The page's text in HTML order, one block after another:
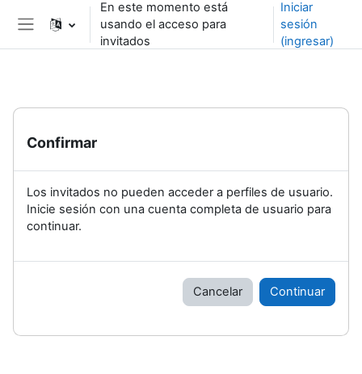
Saltar al contenido principal
Pánel lateral
En este momento está
usando el acceso para
invitados
Iniciar
sesión
(ingresar)
Confirmar
Los invitados no pueden acceder a perfiles de usuario.
Inicie sesión con una cuenta completa de usuario para
continuar.
Cancelar Continuar